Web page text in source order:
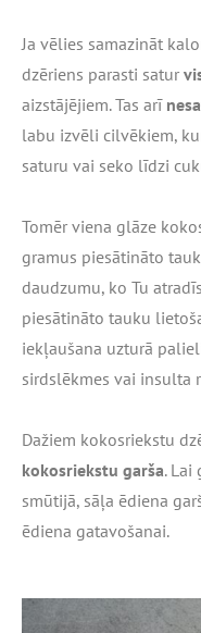
Ja vēlies samazināt
dzēriens parasti satur
aizstājējiem. Tas arī
labu izvēli cilvēkiem,
saturu vai seko līdzi
Tomēr viena glāze
gramus piesātināto
daudzumu, ko Tu
piesātināto tauku
iekļaušana uzturā
sirdslēkmes vai insulta
Dažiem kokosriekstu
kokosriekstu garša. Lai
smūtijā, sāļa ēdiena
ēdiena gatavošanai.